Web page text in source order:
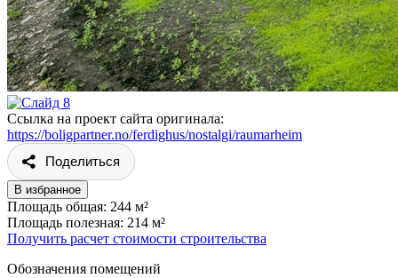
Ссылка на проект сайта оригинала:
https://boligpartner.no/ferdighus/nostalgi/raumarheim
Поделиться
В избранное
Площадь общая: 244 м²
Площадь полезная: 214 м²
Получить расчет стоимости строительства
Обозначения помещений